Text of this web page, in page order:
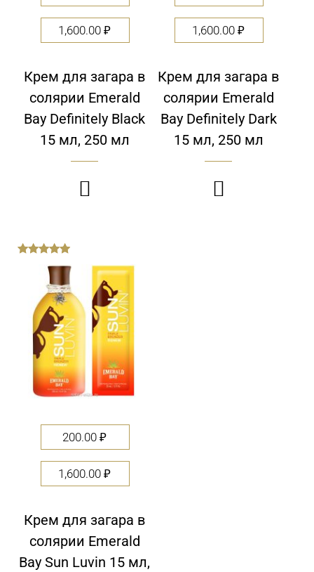
1,600.00₽
Крем для загара в
солярии Emerald
Bay Definitely Black
15 мл, 250 мл

1,600.00₽
Крем для загара в
солярии Emerald
Bay Definitely Dark
15 мл, 250 мл

200.00₽
1,600.00₽
Крем для загара в
солярии Emerald
Bay Sun Luvin 15 мл,